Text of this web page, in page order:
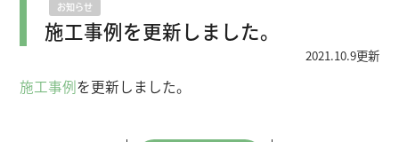
お知らせ
施工事例を更新しました。
2021.10.9更新
施工事例を更新しました。